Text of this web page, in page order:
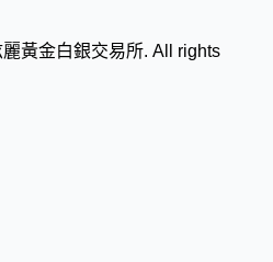
黃金白銀交易所. All rights